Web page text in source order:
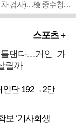
■ 검사 신분 버리고 직급하향(10년 이하 저연차 검사)…檢 중수청행 기피
스포츠 +
틀댄다…거인 가
릴까
인단 192→2만
‘기사회생’